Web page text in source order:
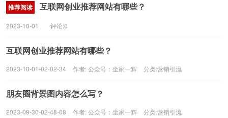
推荐阅读
互联网创业推荐网站有哪些？
2023-10-01 评论:0
互联网创业推荐网站有哪些？
2023-10-01-02-02-34 作者:公众号：坐家一辉 分类:营销引流
朋友圈背景图内容怎么写？
2023-09-30-02-48-08 作者:公众号：坐家一辉 分类:营销引流